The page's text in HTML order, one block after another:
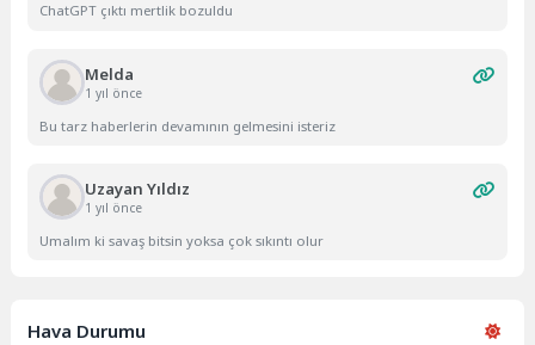
ChatGPT çıktı mertlik bozuldu
Melda
1 yıl önce
Bu tarz haberlerin devamının gelmesini isteriz
Uzayan Yıldız
1 yıl önce
Umalım ki savaş bitsin yoksa çok sıkıntı olur
Hava Durumu